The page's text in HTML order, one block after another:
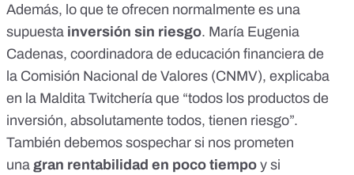
Además, lo que te ofrecen normalmente es una
supuesta inversión sin riesgo. María Eugenia
Cadenas, coordinadora de educación financiera de
la Comisión Nacional de Valores (CNMV), explicaba
en la Maldita Twitchería que “todos los productos de
inversión, absolutamente todos, tienen riesgo”.
También debemos sospechar si nos prometen
una gran rentabilidad en poco tiempo y si